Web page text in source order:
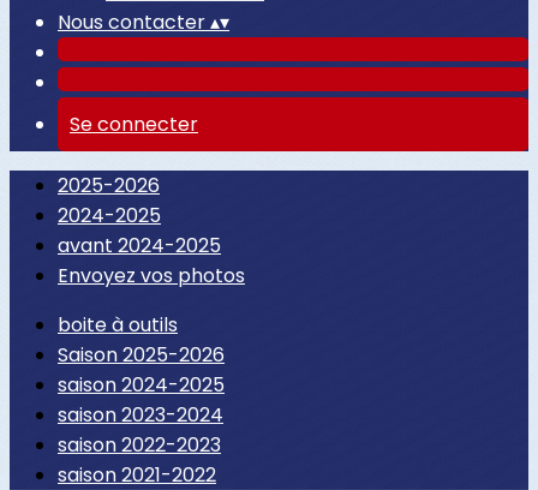
Nous contacter▴▾
Se connecter
2025-2026
2024-2025
avant 2024-2025
Envoyez vos photos
boite à outils
Saison 2025-2026
saison 2024-2025
saison 2023-2024
saison 2022-2023
saison 2021-2022